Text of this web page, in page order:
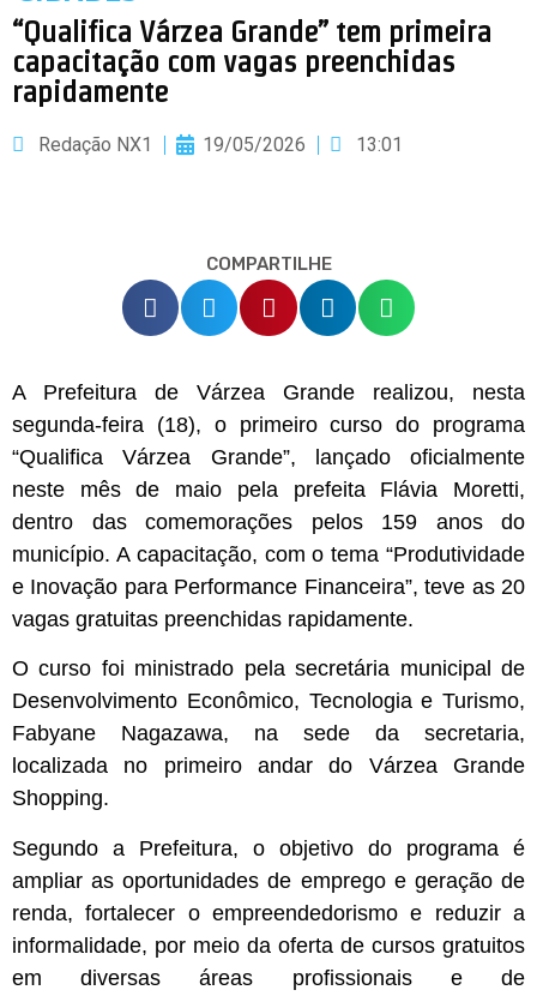
“Qualifica Várzea Grande” tem primeira
capacitação com vagas preenchidas
rapidamente
Redação NX1 19/05/2026 13:01
COMPARTILHE
A Prefeitura de Várzea Grande realizou, nesta
segunda-feira (18), o primeiro curso do programa
“Qualifica Várzea Grande”, lançado oficialmente
neste mês de maio pela prefeita Flávia Moretti,
dentro das comemorações pelos 159 anos do
município. A capacitação, com o tema “Produtividade
e Inovação para Performance Financeira”, teve as 20
vagas gratuitas preenchidas rapidamente.
O curso foi ministrado pela secretária municipal de
Desenvolvimento Econômico, Tecnologia e Turismo,
Fabyane Nagazawa, na sede da secretaria,
localizada no primeiro andar do Várzea Grande
Shopping.
Segundo a Prefeitura, o objetivo do programa é
ampliar as oportunidades de emprego e geração de
renda, fortalecer o empreendedorismo e reduzir a
informalidade, por meio da oferta de cursos gratuitos
em diversas áreas profissionais e de